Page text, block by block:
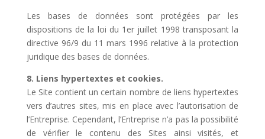
Les bases de données sont protégées par les
dispositions de la loi du 1er juillet 1998 transposant la
directive 96/9 du 11 mars 1996 relative à la protection
juridique des bases de données.
8. Liens hypertextes et cookies.
Le Site contient un certain nombre de liens hypertextes
vers d’autres sites, mis en place avec l’autorisation de
l’Entreprise. Cependant, l’Entreprise n’a pas la possibilité
de vérifier le contenu des Sites ainsi visités, et